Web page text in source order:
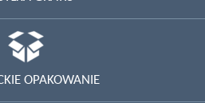
OPAKOWANIE